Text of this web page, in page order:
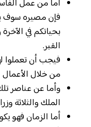
أما من عمل
فإن مصيره سوف
بحياتكم في
القبر.
فيجب أن تعملوا
من خلال الأعمال
وأما عن عناصر
الملك والثلاثة
أما الزمان فهو